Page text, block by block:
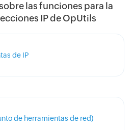
las funciones para la
IP de OpUtils
de IP
de herramientas de red)